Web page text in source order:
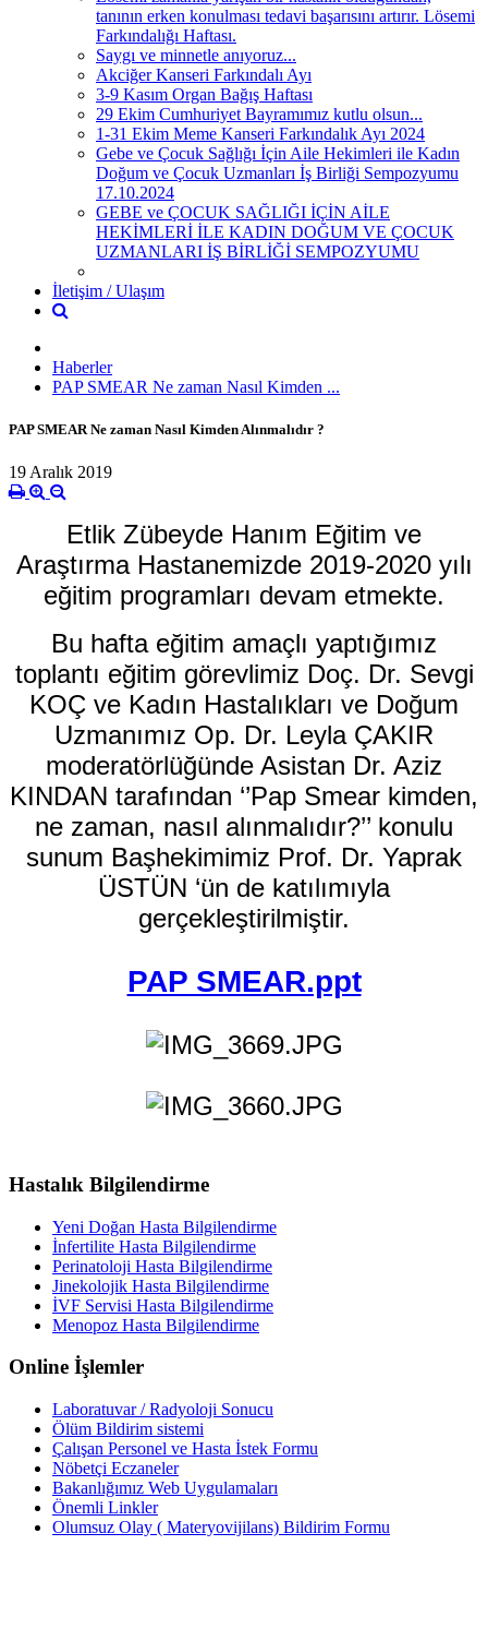
tanının erken konulması tedavi başarısını artırır. Lösemi
Farkındalığı Haftası.
Saygı ve minnetle anıyoruz...
Akciğer Kanseri Farkındalı Ayı
3-9 Kasım Organ Bağış Haftası
29 Ekim Cumhuriyet Bayramımız kutlu olsun...
1-31 Ekim Meme Kanseri Farkındalık Ayı 2024
Gebe ve Çocuk Sağlığı İçin Aile Hekimleri ile Kadın
Doğum ve Çocuk Uzmanları İş Birliği Sempozyumu
17.10.2024
GEBE ve ÇOCUK SAĞLIĞI İÇİN AİLE
HEKİMLERİ İLE KADIN DOĞUM VE ÇOCUK
UZMANLARI İŞ BİRLİĞİ SEMPOZYUMU
İletişim / Ulaşım
Haberler
PAP SMEAR Ne zaman Nasıl Kimden ...
PAP SMEAR Ne zaman Nasıl Kimden Alınmalıdır ?
19 Aralık 2019
Etlik Zübeyde Hanım Eğitim ve
Araştırma Hastanemizde 2019-2020 yılı
eğitim programları devam etmekte.
Bu hafta eğitim amaçlı yaptığımız
toplantı eğitim görevlimiz Doç. Dr. Sevgi
KOÇ ve Kadın Hastalıkları ve Doğum
Uzmanımız Op. Dr. Leyla ÇAKIR
moderatörlüğünde Asistan Dr. Aziz
KINDAN tarafından ‘’Pap Smear kimden,
ne zaman, nasıl alınmalıdır?’’ konulu
sunum Başhekimimiz Prof. Dr. Yaprak
ÜSTÜN ‘ün de katılımıyla
gerçekleştirilmiştir.
PAP SMEAR.ppt
Hastalık Bilgilendirme
Yeni Doğan Hasta Bilgilendirme
İnfertilite Hasta Bilgilendirme
Perinatoloji Hasta Bilgilendirme
Jinekolojik Hasta Bilgilendirme
İVF Servisi Hasta Bilgilendirme
Menopoz Hasta Bilgilendirme
Online İşlemler
Laboratuvar / Radyoloji Sonucu
Ölüm Bildirim sistemi
Çalışan Personel ve Hasta İstek Formu
Nöbetçi Eczaneler
Bakanlığımız Web Uygulamaları
Önemli Linkler
Olumsuz Olay ( Materyovijilans) Bildirim Formu